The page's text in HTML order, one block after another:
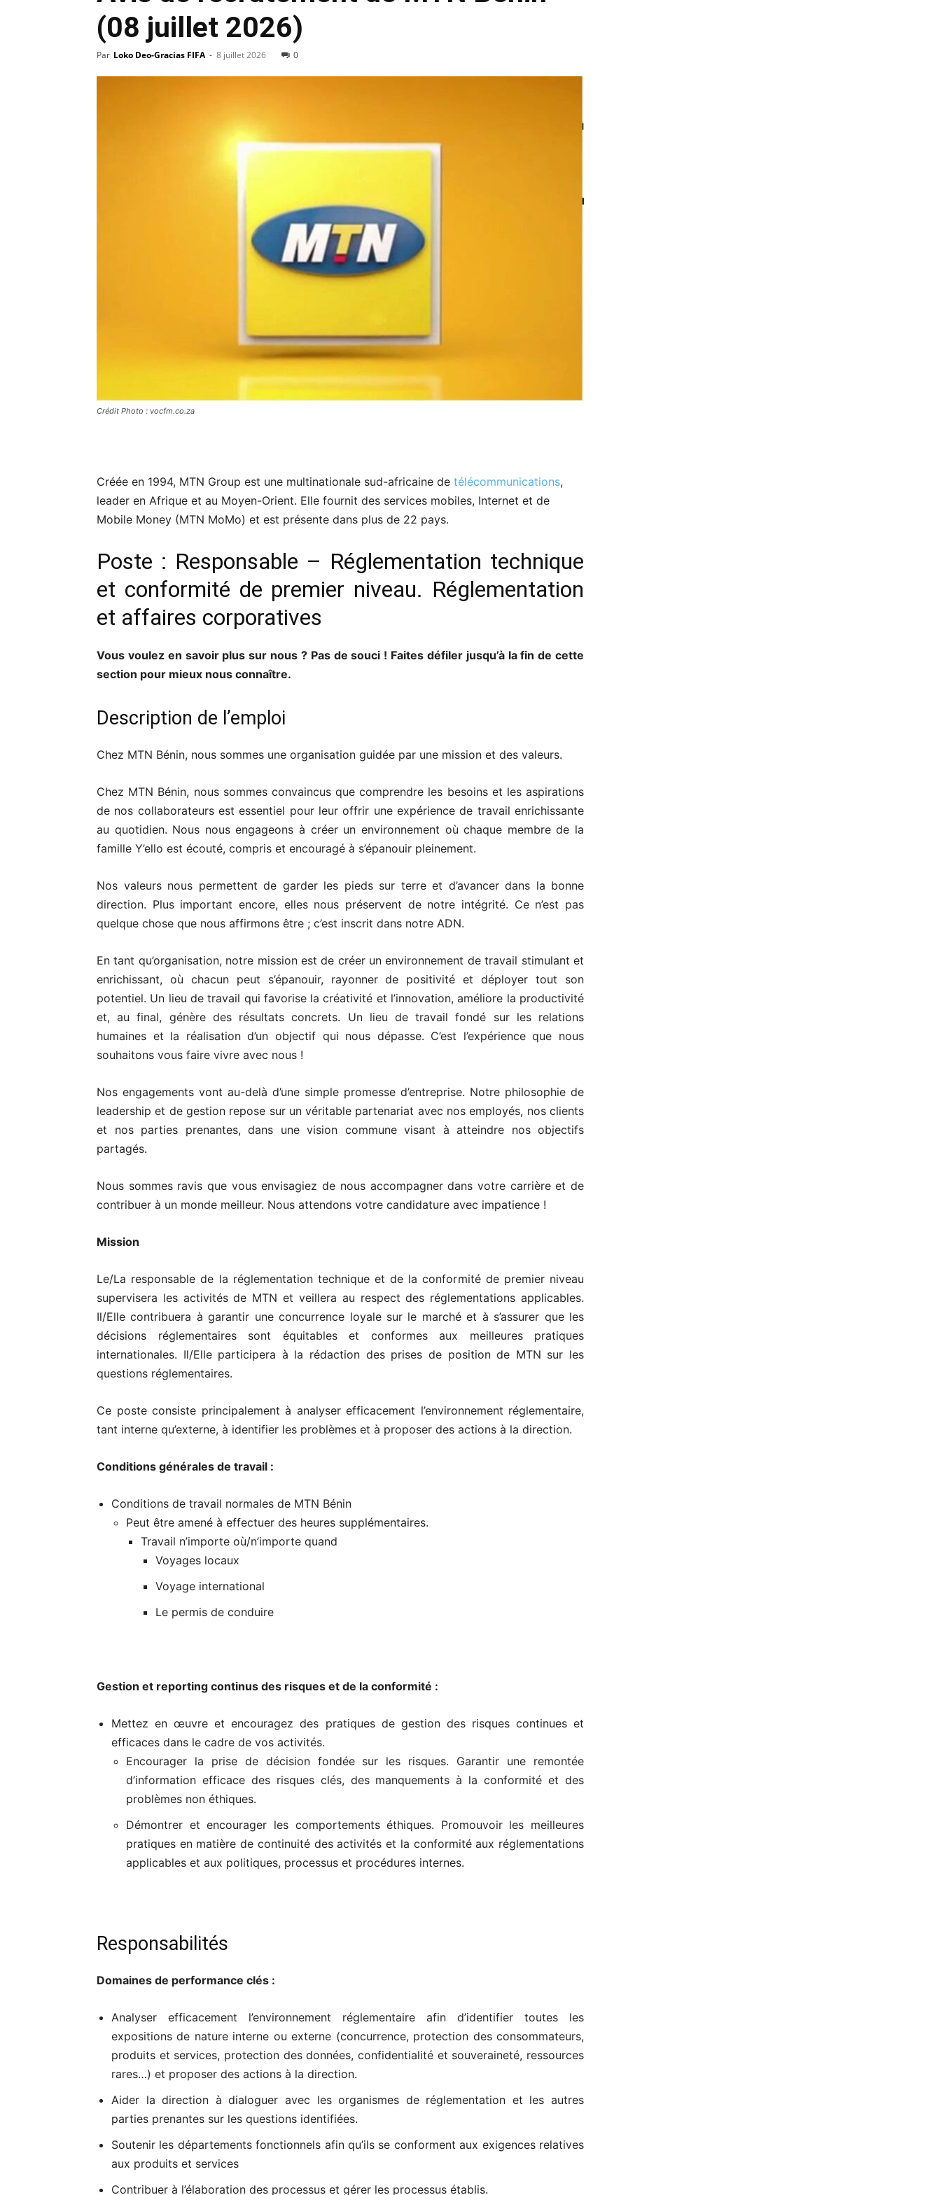
(08 juillet 2026)
Par Loko Deo-Gracias FIFA - 8 juillet 2026 0
Crédit Photo : vocfm.co.za
Créée en 1994, MTN Group est une multinationale sud-africaine de télécommunications,
leader en Afrique et au Moyen-Orient. Elle fournit des services mobiles, Internet et de
Mobile Money (MTN MoMo) et est présente dans plus de 22 pays.
Poste : Responsable – Réglementation technique
et conformité de premier niveau. Réglementation
et affaires corporatives
Vous voulez en savoir plus sur nous ? Pas de souci ! Faites défiler jusqu’à la fin de cette
section pour mieux nous connaître.
Description de l’emploi
Chez MTN Bénin, nous sommes une organisation guidée par une mission et des valeurs.
Chez MTN Bénin, nous sommes convaincus que comprendre les besoins et les aspirations
de nos collaborateurs est essentiel pour leur offrir une expérience de travail enrichissante
au quotidien. Nous nous engageons à créer un environnement où chaque membre de la
famille Y’ello est écouté, compris et encouragé à s’épanouir pleinement.
Nos valeurs nous permettent de garder les pieds sur terre et d’avancer dans la bonne
direction. Plus important encore, elles nous préservent de notre intégrité. Ce n’est pas
quelque chose que nous affirmons être ; c’est inscrit dans notre ADN.
En tant qu’organisation, notre mission est de créer un environnement de travail stimulant et
enrichissant, où chacun peut s’épanouir, rayonner de positivité et déployer tout son
potentiel. Un lieu de travail qui favorise la créativité et l’innovation, améliore la productivité
et, au final, génère des résultats concrets. Un lieu de travail fondé sur les relations
humaines et la réalisation d’un objectif qui nous dépasse. C’est l’expérience que nous
souhaitons vous faire vivre avec nous !
Nos engagements vont au-delà d’une simple promesse d’entreprise. Notre philosophie de
leadership et de gestion repose sur un véritable partenariat avec nos employés, nos clients
et nos parties prenantes, dans une vision commune visant à atteindre nos objectifs
partagés.
Nous sommes ravis que vous envisagiez de nous accompagner dans votre carrière et de
contribuer à un monde meilleur. Nous attendons votre candidature avec impatience !
Mission
Le/La responsable de la réglementation technique et de la conformité de premier niveau
supervisera les activités de MTN et veillera au respect des réglementations applicables.
Il/Elle contribuera à garantir une concurrence loyale sur le marché et à s’assurer que les
décisions réglementaires sont équitables et conformes aux meilleures pratiques
internationales. Il/Elle participera à la rédaction des prises de position de MTN sur les
questions réglementaires.
Ce poste consiste principalement à analyser efficacement l’environnement réglementaire,
tant interne qu’externe, à identifier les problèmes et à proposer des actions à la direction.
Conditions générales de travail :
Conditions de travail normales de MTN Bénin
Peut être amené à effectuer des heures supplémentaires.
Travail n’importe où/n’importe quand
Voyages locaux
Voyage international
Le permis de conduire
Gestion et reporting continus des risques et de la conformité :
Mettez en œuvre et encouragez des pratiques de gestion des risques continues et
efficaces dans le cadre de vos activités.
Encourager la prise de décision fondée sur les risques. Garantir une remontée
d’information efficace des risques clés, des manquements à la conformité et des
problèmes non éthiques.
Démontrer et encourager les comportements éthiques. Promouvoir les meilleures
pratiques en matière de continuité des activités et la conformité aux réglementations
applicables et aux politiques, processus et procédures internes.
Responsabilités
Domaines de performance clés :
Analyser efficacement l’environnement réglementaire afin d’identifier toutes les
expositions de nature interne ou externe (concurrence, protection des consommateurs,
produits et services, protection des données, confidentialité et souveraineté, ressources
rares…) et proposer des actions à la direction.
Aider la direction à dialoguer avec les organismes de réglementation et les autres
parties prenantes sur les questions identifiées.
Soutenir les départements fonctionnels afin qu’ils se conforment aux exigences relatives
aux produits et services
Contribuer à l’élaboration des processus et gérer les processus établis.